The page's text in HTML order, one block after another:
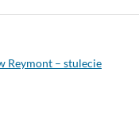
Reymont – stulecie